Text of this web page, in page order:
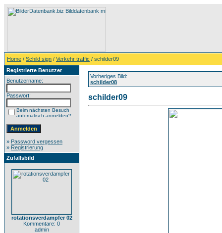
Home / Schild sign / Verkehr traffic / schilder09
Registrierte Benutzer
Benutzername:
Passwort:
Beim nächsten Besuch
automatisch anmelden?
» Password vergessen
» Registrierung
Zufallsbild
rotationsverdampfer 02
Kommentare: 0
admin
Vorheriges Bild:
schilder08
schilder09